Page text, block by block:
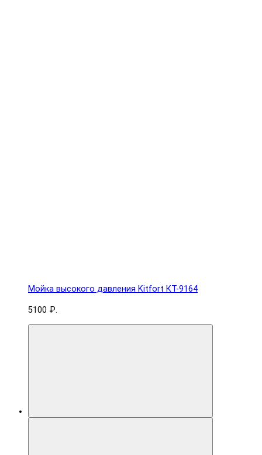
Мойка высокого давления Kitfort КТ-9164
5100 ₽.